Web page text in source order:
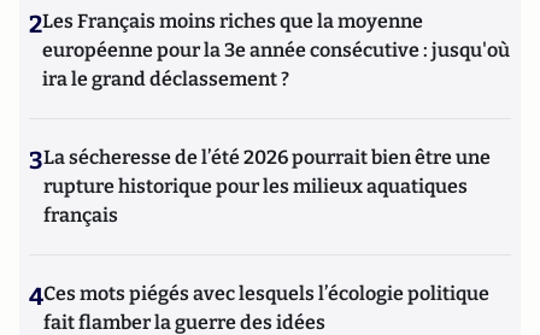
2Les Français moins riches que la moyenne
européenne pour la 3e année consécutive : jusqu'où
ira le grand déclassement ?
3La sécheresse de l’été 2026 pourrait bien être une
rupture historique pour les milieux aquatiques
français
4Ces mots piégés avec lesquels l’écologie politique
fait flamber la guerre des idées